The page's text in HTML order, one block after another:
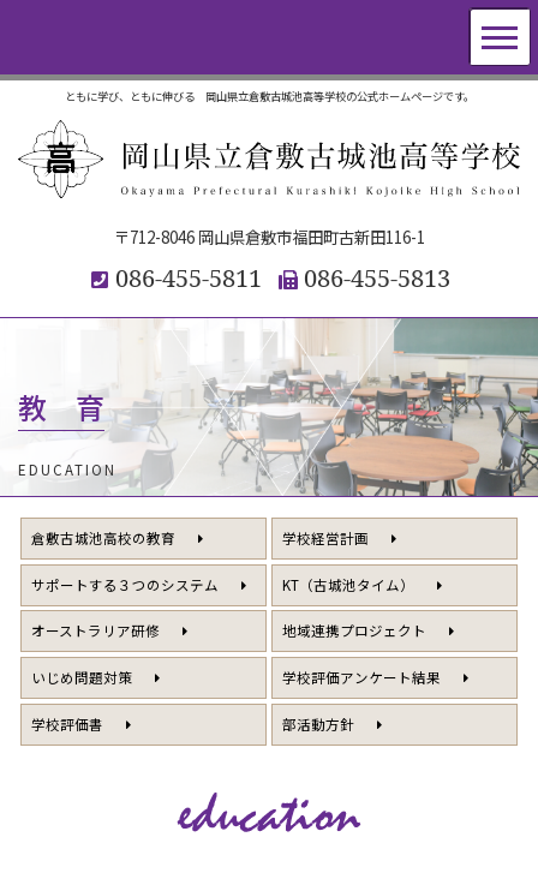
ともに学び、ともに伸びる 岡山県立倉敷古城池高等学校の公式ホームページです。
〒712-8046 岡山県倉敷市福田町古新田116-1
086-455-5811 086-455-5813
教 育
EDUCATION
倉敷古城池高校の教育 学校経営計画
サポートする３つのシステム KT（古城池タイム）
オーストラリア研修 地域連携プロジェクト
いじめ問題対策 学校評価アンケート結果
学校評価書 部活動方針